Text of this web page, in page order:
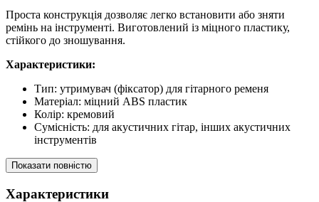
Проста конструкція дозволяє легко встановити або зняти
ремінь на інструменті. Виготовлений із міцного пластику,
стійкого до зношування.
Характеристики:
Тип: утримувач (фіксатор) для гітарного ременя
Матеріал: міцний ABS пластик
Колір: кремовий
Сумісність: для акустичних гітар, інших акустичних
інструментів
Показати повністю
Характеристики